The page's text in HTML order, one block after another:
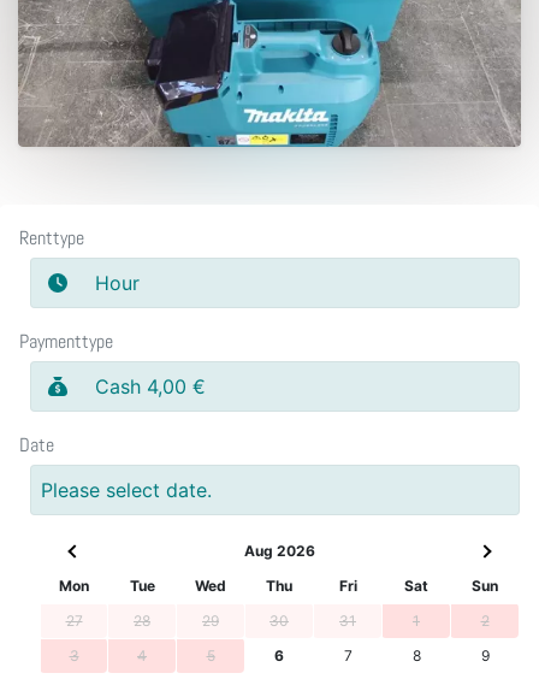
Renttype
Hour
Paymenttype
Cash 4,00 €
Date
Please select date.
Aug 2026
Mon
Tue Wed Thu Fri Sat
Sun
27
28 29 30 31 1
2
3
4 5 6 7 8
9